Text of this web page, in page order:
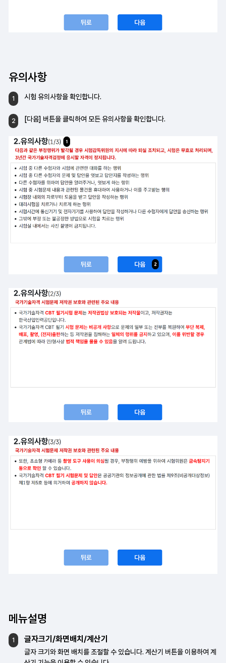
유의사항
1 시험 유의사항을 확인합니다.
2 [다음] 버튼을 클릭하여 모든 유의사항을 확인합니다.
메뉴설명
1 글자크기/화면배치/계산기
글자 크기와 화면 배치를 조절할 수 있습니다.계산기 버튼을 이용하여 계